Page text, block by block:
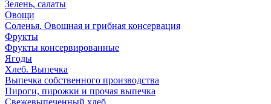
Зелень, салаты
Овощи
Соленья. Овощная и грибная консервация
Фрукты
Фрукты консервированные
Ягоды
Хлеб. Выпечка
Выпечка собственного производства
Пироги, пирожки и прочая выпечка
Свежевыпеченный хлеб